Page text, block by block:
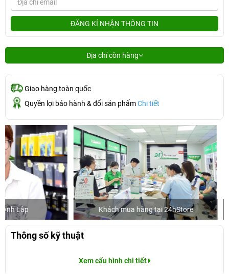
ĐĂNG KÍ NHẬN THÔNG TIN
Địa chỉ còn hàng
Giao hàng toàn quốc
Quyền lợi bảo hành & đổi sản phẩmChi tiết
Khách mua hàng tại 24hStore Ca sĩ/
Thông số kỹ thuật
Xem cấu hình chi tiết